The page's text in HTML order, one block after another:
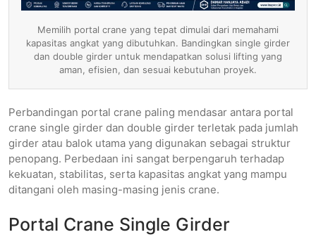
Memilih portal crane yang tepat dimulai dari memahami
kapasitas angkat yang dibutuhkan. Bandingkan single girder
dan double girder untuk mendapatkan solusi lifting yang
aman, efisien, dan sesuai kebutuhan proyek.
Perbandingan portal crane paling mendasar antara portal
crane single girder dan double girder terletak pada jumlah
girder atau balok utama yang digunakan sebagai struktur
penopang. Perbedaan ini sangat berpengaruh terhadap
kekuatan, stabilitas, serta kapasitas angkat yang mampu
ditangani oleh masing-masing jenis crane.
Portal Crane Single Girder